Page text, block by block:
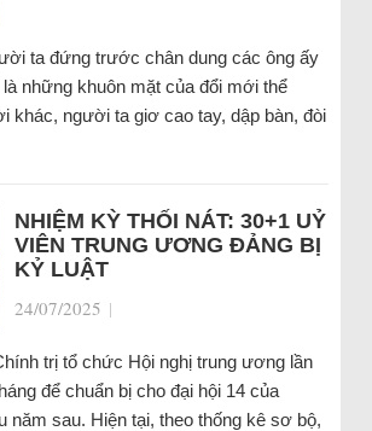
ta đứng trước chân dung các ông ấy
là những khuôn mặt của đổi mới thể
khác, người ta giơ cao tay, dập bàn, đòi
NHIỆM KỲ THỐI NÁT: 30+1 UỶ
VIÊN TRUNG ƯƠNG ĐẢNG BỊ
KỶ LUẬT
24/07/2025 |
trị tổ chức Hội nghị trung ương lần
để chuẩn bị cho đại hội 14 của
năm sau. Hiện tại, theo thống kê sơ bộ,